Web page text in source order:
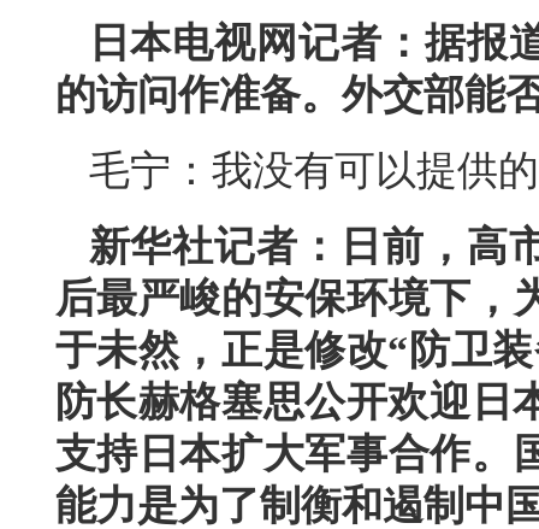
日本电视网记者：据报
的访问作准备。外交部能
毛宁：我没有可以提供
新华社记者：日前，高
后最严峻的安保环境下，
于未然，正是修改“防卫
防长赫格塞思公开欢迎日
支持日本扩大军事合作。
能力是为了制衡和遏制中